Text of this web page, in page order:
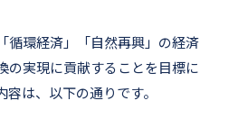
循環経済」「自然再興」の経済
の実現に貢献することを目標に
は、以下の通りです。